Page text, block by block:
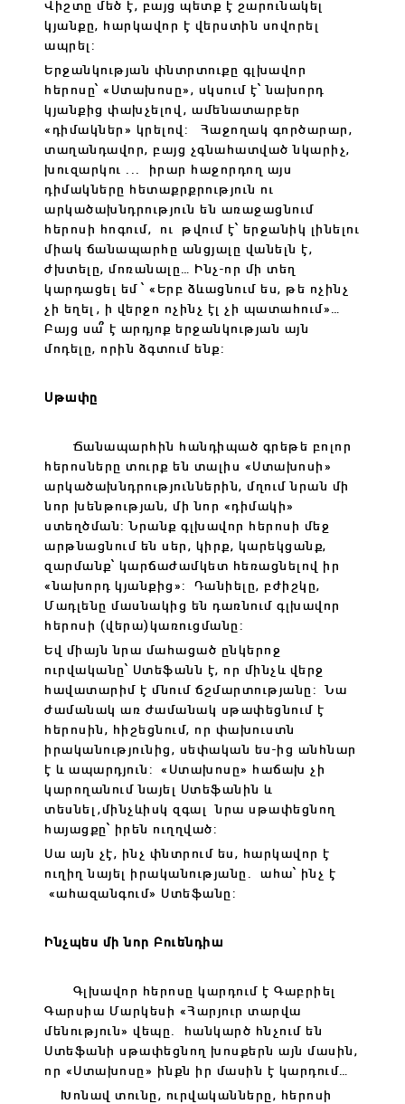
Վիշտը մեծ է, բայց պետք է շարունակել
կյանքը, հարկավոր է վերստին սովորել
ապրել:
Երջանկության փնտրտուքը գլխավոր
հերոսը՝ «Ստախոսը», սկսում է՝ նախորդ
կյանքից փախչելով, ամենատարբեր
«դիմակներ» կրելով: Հաջողակ գործարար,
տաղանդավոր, բայց չգնահատված նկարիչ,
խուզարկու ... իրար հաջորդող այս
դիմակները հետաքրքրություն ու
արկածախնդրություն են առաջացնում
հերոսի հոգում, ու թվում է՝ երջանիկ լինելու
միակ ճանապարհը անցյալը վանելն է,
ժխտելը, մոռանալը… Ինչ-որ մի տեղ
կարդացել եմ ՝ «Երբ ձևացնում ես, թե ոչինչ
չի եղել, ի վերջո ոչինչ էլ չի պատահում»…
Բայց սա՞ է արդյոք երջանկության այն
մոդելը, որին ձգտում ենք:
Սթափը
Ճանապարհին հանդիպած գրեթե բոլոր
հերոսները տուրք են տալիս «Ստախոսի»
արկածախնդրություններին, մղում նրան մի
նոր խենթության, մի նոր «դիմակի»
ստեղծման: Նրանք գլխավոր հերոսի մեջ
արթնացնում են սեր, կիրք, կարեկցանք,
զարմանք՝ կարճաժամկետ հեռացնելով իր
«նախորդ կյանքից»: Դանիելը, բժիշկը,
Մադլենը մասնակից են դառնում գլխավոր
հերոսի (վերա)կառուցմանը:
Եվ միայն նրա մահացած ընկերոջ
ուրվականը՝ Ստեֆանն է, որ մինչև վերջ
հավատարիմ է մնում ճշմարտությանը: Նա
ժամանակ առ ժամանակ սթափեցնում է
հերոսին, հիշեցնում, որ փախուստն
իրականությունից, սեփական ես-ից անհնար
է և ապարդյուն: «Ստախոսը» հաճախ չի
կարողանում նայել Ստեֆանին և
տեսնել,մինչևիսկ զգալ նրա սթափեցնող
հայացքը՝ իրեն ուղղված:
Սա այն չէ, ինչ փնտրում ես, հարկավոր է
ուղիղ նայել իրականությանը. ահա՝ ինչ է
«ահազանգում» Ստեֆանը:
Ինչպես մի նոր Բուենդիա
Գլխավոր հերոսը կարդում է Գաբրիել
Գարսիա Մարկեսի «Հարյուր տարվա
մենություն» վեպը. հանկարծ հնչում են
Ստեֆանի սթափեցնող խոսքերն այն մասին,
որ «Ստախոսը» ինքն իր մասին է կարդում…
Խոնավ տունը, ուրվականները, հերոսի